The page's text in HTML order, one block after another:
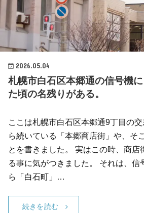
2026.05.04
札幌市白石区本郷通の信号機
た頃の名残りがある。
ここは札幌市白石区本郷通9丁目の
ら続いている「本郷商店街」や、そ
とを書きました。 実はこの時、商店
る事に気がつきました。 それは、信
ら「白石町」…
続きを読む